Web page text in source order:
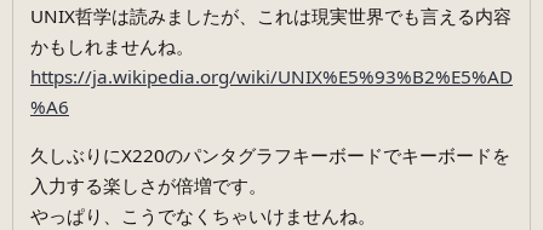
UNIX哲学は読みましたが、これは現実世界でも言える内容
かもしれませんね。
https://ja.wikipedia.org/wiki/UNIX%E5%93%B2%E5%AD
%A6
久しぶりにX220のパンタグラフキーボードでキーボードを
入力する楽しさが倍増です。
やっぱり、こうでなくちゃいけませんね。